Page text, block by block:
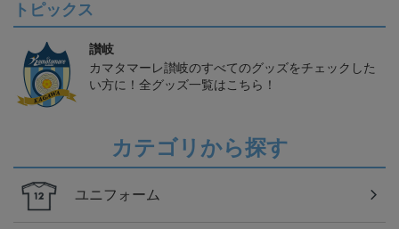
トピックス
讃岐
カマタマーレ讃岐のすべてのグッズをチェックした
い方に！全グッズ一覧はこちら！
カテゴリから探す
ユニフォーム